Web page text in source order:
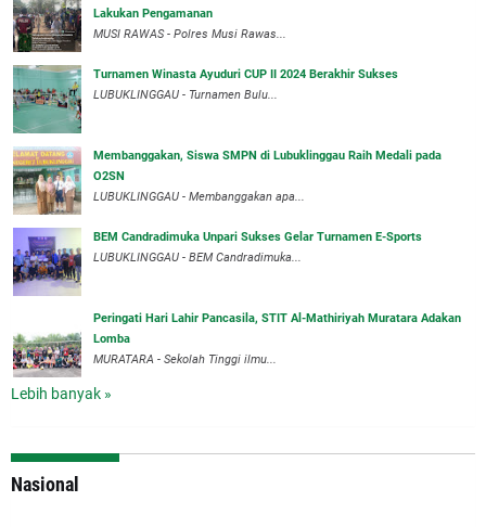
Lakukan Pengamanan
MUSI RAWAS - Polres Musi Rawas...
Turnamen Winasta Ayuduri CUP II 2024 Berakhir Sukses
LUBUKLINGGAU - Turnamen Bulu...
Membanggakan, Siswa SMPN di Lubuklinggau Raih Medali pada
O2SN
LUBUKLINGGAU - Membanggakan apa...
BEM Candradimuka Unpari Sukses Gelar Turnamen E-Sports
LUBUKLINGGAU - BEM Candradimuka...
Peringati Hari Lahir Pancasila, STIT Al-Mathiriyah Muratara Adakan
Lomba
MURATARA - Sekolah Tinggi ilmu...
Lebih banyak »
Nasional